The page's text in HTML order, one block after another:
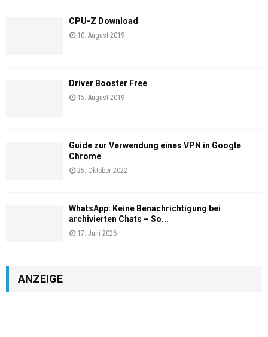
CPU-Z Download
10. August 2019
Driver Booster Free
15. August 2019
Guide zur Verwendung eines VPN in Google
Chrome
25. Oktober 2022
WhatsApp: Keine Benachrichtigung bei
archivierten Chats – So...
17. Juni 2026
ANZEIGE